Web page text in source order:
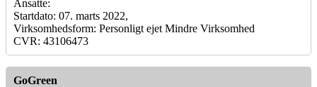
Ansatte:
Startdato: 07. marts 2022,
Virksomhedsform: Personligt ejet Mindre Virksomhed
CVR: 43106473
GoGreen